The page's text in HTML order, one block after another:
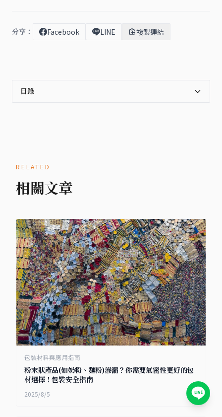
分享： Facebook LINE 複製連結
目錄
RELATED
相關文章
包裝材料與應用指南
粉末狀產品(如奶粉、麵粉)滲漏？你需要氣密性更好的包
材選擇！包裝安全指南
2025/8/5